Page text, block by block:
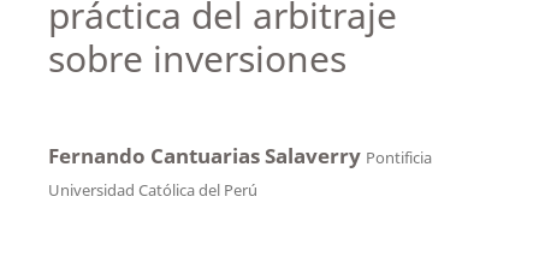
práctica del arbitraje
sobre inversiones
Fernando Cantuarias Salaverry Pontificia
Universidad Católica del Perú